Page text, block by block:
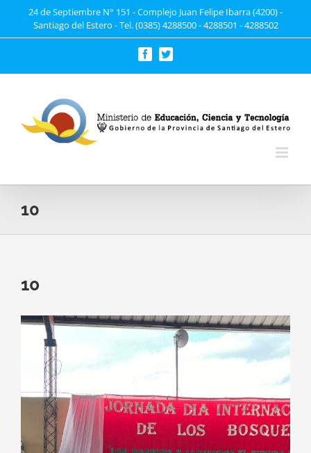
24 de Septiembre N° 151 - Complejo Juan Felipe Ibarra (4200) -
Santiago del Estero - Tel. (0385) 4288500 - 4288501 - 4288502
FacebookTwitter
10
10